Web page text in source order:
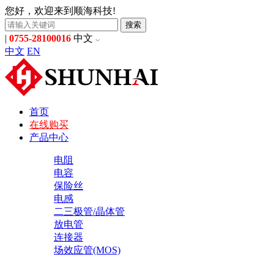
您好，欢迎来到顺海科技!
搜索
| 0755-28100016 中文
中文 EN
首页
在线购买
产品中心
电阻
电容
保险丝
电感
二三极管/晶体管
放电管
连接器
场效应管(MOS)